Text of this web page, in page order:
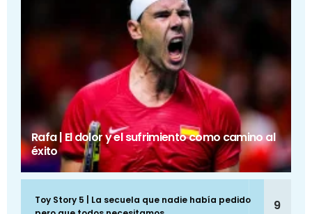
Rafa | El dolor y el sufrimiento como camino al
éxito
Toy Story 5 | La secuela que nadie había pedido
9